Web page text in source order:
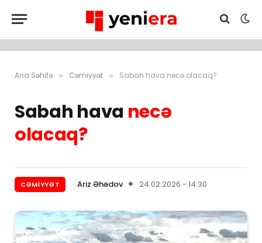
Ana Səhifə » Cəmiyyət » Sabah hava necə olacaq?
Sabah hava necə
olacaq?
CƏMIYYƏT Ariz Əhədov 24.02.2026 - 14:30